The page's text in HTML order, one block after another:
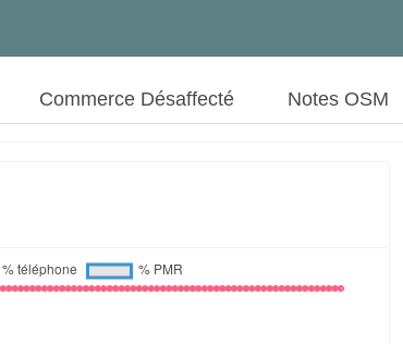
Commerce Désaffecté Notes OSM